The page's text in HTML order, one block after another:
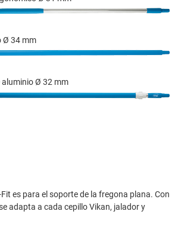
Ø 34 mm
aluminio Ø 32 mm
es para el soporte de la fregona plana. Con
adapta a cada cepillo Vikan, jalador y